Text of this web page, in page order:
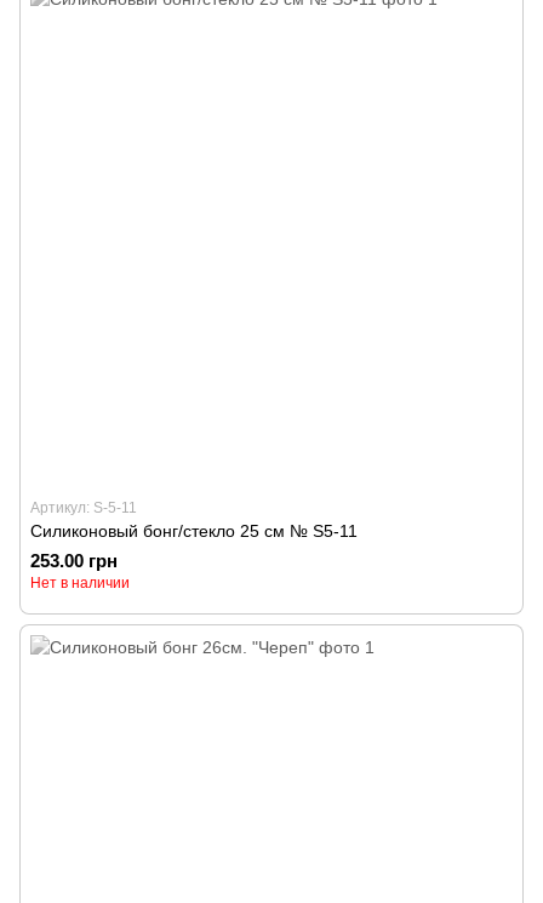
Артикул: S-5-11
Силиконовый бонг/стекло 25 см № S5-11
253.00 грн
Нет в наличии